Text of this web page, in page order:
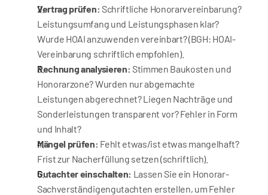
Vertrag prüfen: Schriftliche Honorarvereinbarung?
Leistungsumfang und Leistungsphasen klar?
Wurde HOAI anzuwenden vereinbart? (BGH: HOAI-
Vereinbarung schriftlich empfohlen).
Rechnung analysieren: Stimmen Baukosten und
Honorarzone? Wurden nur abgemachte
Leistungen abgerechnet? Liegen Nachträge und
Sonderleistungen transparent vor? Fehler in Form
und Inhalt?
Mängel prüfen: Fehlt etwas/ist etwas mangelhaft?
Frist zur Nacherfüllung setzen (schriftlich).
Gutachter einschalten: Lassen Sie ein Honorar-
Sachverständigengutachten erstellen, um Fehler